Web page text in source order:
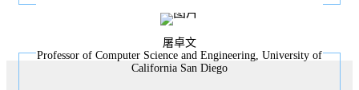
屠卓文
Professor of Computer Science and Engineering, University of
California San Diego